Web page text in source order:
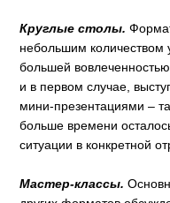
Круглые столы.
небольшим количеством
большей
и в первом случае,
мини-презентациями –
больше времени
ситуации в конкретной
Мастер-классы.